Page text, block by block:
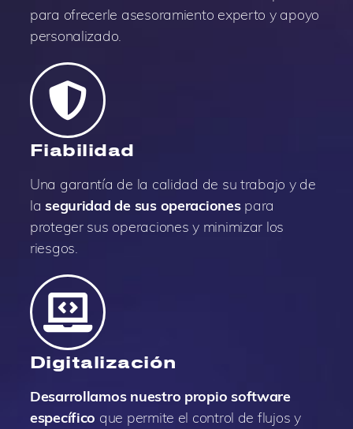
para ofrecerle asesoramiento experto y apoyo
personalizado.
Fiabilidad
Una garantía de la calidad de su trabajo y de
laseguridad de sus operacionespara
proteger sus operaciones y minimizar los
riesgos.
Digitalización
Desarrollamos nuestro propio software
específico que permite el control de flujos y